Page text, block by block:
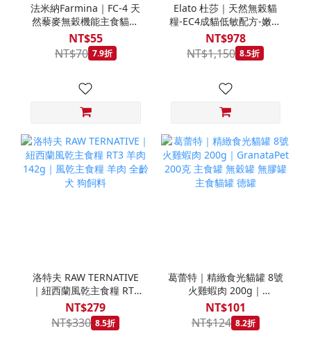
法米納Farmina｜FC-4 天
然藜麥無穀機能主食貓罐
FC-4061 體重管理 羊肉蘆
筍 80G
NT$55
NT$70 7.9折
Elato 杜莎｜天然無榖貓
糧-EC4成貓低敏配方-嫩羊
野鹿 1.5kg｜杜莎 天然無
榖貓糧系列 貓糧
NT$978
NT$1,150 8.5折
洛特夫 RAW TERNATIVE
｜紐西蘭風乾主食糧 RT3
羊肉 142g｜風乾主食糧
羊肉 全齡犬 狗飼料
NT$279
NT$330 8.5折
葛蕾特｜精緻食光貓罐 8號
火雞蝦肉 200g｜
GranataPet 200克 主食罐
無穀罐 無膠罐 主食貓罐 德
罐
NT$101
NT$124 8.2折